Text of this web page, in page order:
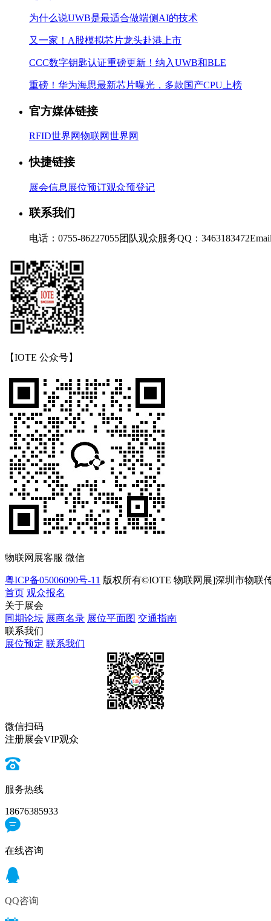
为什么说UWB是最适合做端侧AI的技术
又一家！A股模拟芯片龙头赴港上市
CCC数字钥匙认证重磅更新！纳入UWB和BLE
重磅！华为海思最新芯片曝光，多款国产CPU上榜
官方媒体链接
RFID世界网物联网世界网
快捷链接
展会信息 展位预订观众预登记
联系我们
电话：0755-86227055团队观众服务QQ：3463183472
【IOTE 公众号】
物联网展客服 微信
粤ICP备05006090号-11 版权所有©IOTE 物联网展]深圳市物联
首页 观众报名
关于展会
同期论坛 展商名录 展位平面图 交通指南
联系我们
展位预定 联系我们
微信扫码
注册展会VIP观众
服务热线
18676385933
在线咨询
QQ咨询